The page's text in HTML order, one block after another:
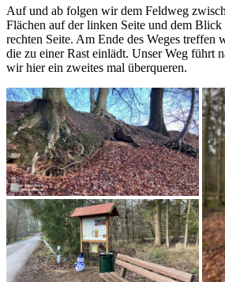
Auf und ab folgen wir dem Feldweg
Flächen auf der linken Seite und dem
rechten Seite. Am Ende des Weges treffen
die zu einer Rast einlädt. Unser Weg führt
wir hier ein zweites mal überqueren.